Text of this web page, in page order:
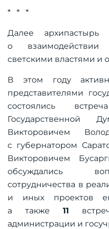
* * *
Далее архипастырь
о взаимодействии
светскими властями и
В этом году
представителями
состоялись
Государственной
Викторовичем
с губернатором
Викторовичем
обсуждались
сотрудничества в
и иных проектов
а также 11
администрации и